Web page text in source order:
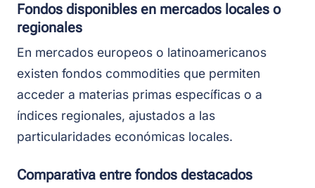
Fondos disponibles en mercados locales o
regionales
En mercados europeos o latinoamericanos
existen fondos commodities que permiten
acceder a materias primas específicas o a
índices regionales, ajustados a las
particularidades económicas locales.
Comparativa entre fondos destacados